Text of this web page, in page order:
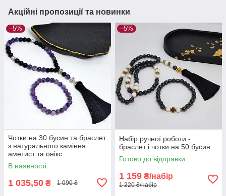
Акційні пропозиції та новинки
–5%
Чотки на 30 бусин та браслет
з натурального каміння
аметист та онікс
В наявності
1 035,50 ₴ 1 090 ₴
–5%
Набір ручної роботи -
браслет і чотки на 50 бусин
Готово до відправки
1 159 ₴/набір
1 220 ₴/набір